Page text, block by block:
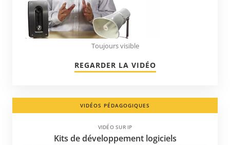
Toujours visible
REGARDER LA VIDÉO
VIDÉOS PÉDAGOGIQUES
VIDÉO SUR IP
Kits de développement logiciels